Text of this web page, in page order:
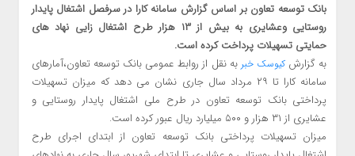
بانک توسعه تعاون بر اساس گزارش سامانه کارا در سرفصل اشتغال پایدار
روستایی وعشایری به بیش از ۱۳ هزار طرح اشتغال زایی نهاد های
حمایتی تسهیلات پرداخت کرده است.
به گزارش کیوسک خبر به نقل از روابط عمومی بانک توسعه تعاون،آمارهای
سامانه کارا تا ۲۹ مرداد سال جاری نشان می دهد که میزان تسهیلات
پرداختی بانک توسعه تعاون در طرح ملی اشتغال پایدار روستایی و
عشایری از ۳۱ هزار و ۵۰۰ میلیارد ریال عبور کرده است.
میزان تسهیلات پرداختی بانک توسعه تعاون از ابتدای اجرای طرح